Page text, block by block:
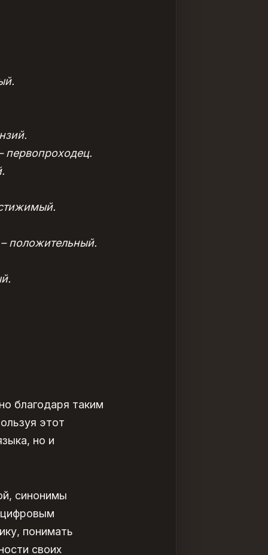
первопроходец.
положительный.
благодаря таким
этот
но и
синонимы
цифровым
понимать
своих